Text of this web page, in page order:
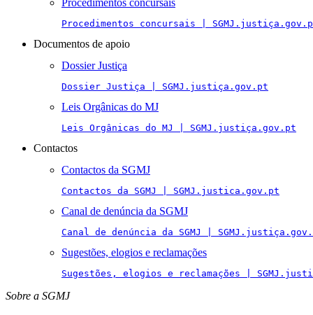
Procedimentos concursais
Procedimentos concursais |
Documentos de apoio
Dossier Justiça
Dossier Justiça | SGMJ.justiça.gov.pt
Leis Orgânicas do MJ
Leis Orgânicas do MJ | SGMJ.justiça.gov.pt
Contactos
Contactos da SGMJ
Contactos da SGMJ | SGMJ.justica.gov.pt
Canal de denúncia da SGMJ
Canal de denúncia da SGMJ |
Sugestões, elogios e reclamações
Sugestões, elogios e reclamações |
Sobre a SGMJ